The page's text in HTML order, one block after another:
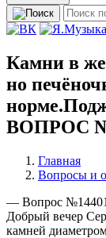
Камни в
но
ВОПРОС
Главная
Вопросы и
— Вопрос
Добрый вечер
камней